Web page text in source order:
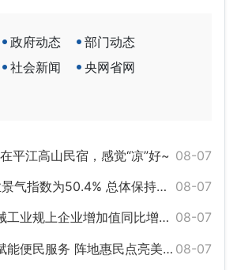
政府动态
部门动态
社会新闻
央网省网
08-07
平江高山民宿，感觉“凉”好~
08-07
气指数为50.4% 总体保持扩张
08-07
业规上企业增加值同比增长6.4%
08-07
民点亮美好生活——南街社区扎实推进党群服务中心“十条举措”